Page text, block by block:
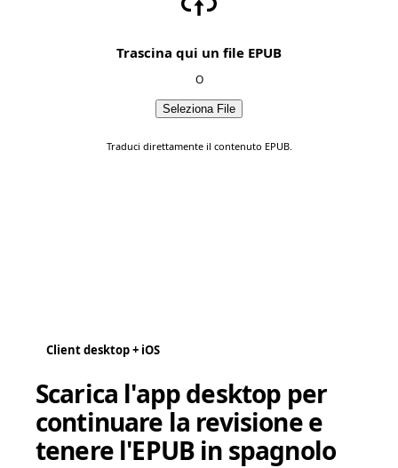
Trascina qui un file EPUB
O
Seleziona File
Traduci direttamente il contenuto EPUB.
Client desktop + iOS
Scarica l'app desktop per
continuare la revisione e
tenere l'EPUB in spagnolo